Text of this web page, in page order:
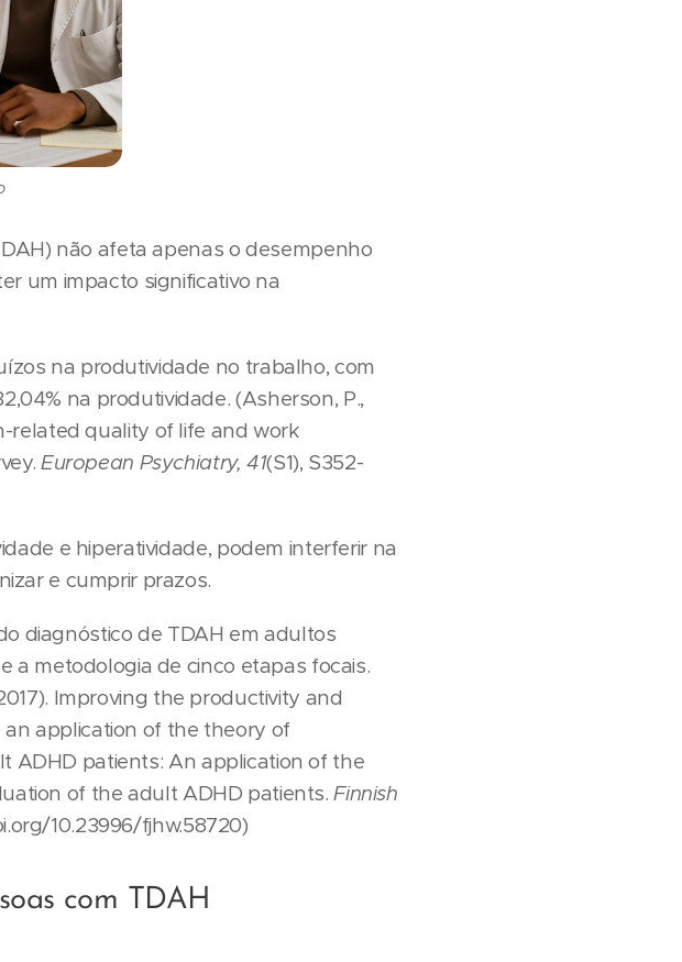
não afeta apenas o desempenho
um impacto significativo na
na produtividade no trabalho, com
na produtividade. (Asherson, P.,
related quality of life and work
European Psychiatry, 41(S1), S352-
e hiperatividade, podem interferir na
e cumprir prazos.
diagnóstico de TDAH em adultos
a metodologia de cinco etapas focais.
Improving the productivity and
application of the theory of
ADHD patients: An application of the
of the adult ADHD patients.Finnish
10.23996/fjhw.58720)
com TDAH